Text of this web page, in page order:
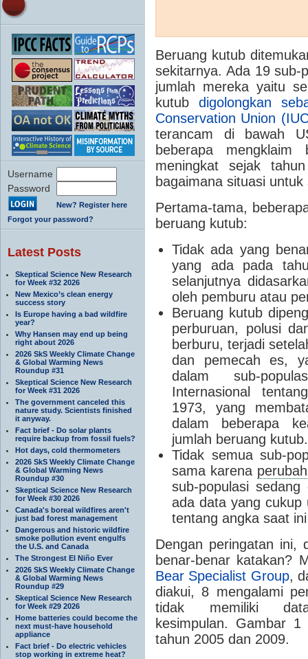
Username
Password
New? Register here
Forgot your password?
Latest Posts
Skeptical Science New Research
for Week #32 2026
New Mexico’s clean energy
success story
Is Europe having a bad wildfire
year?
Why Hansen may end up being
right about 2026
2026 SkS Weekly Climate Change
& Global Warming News
Roundup #31
Skeptical Science New Research
for Week #31 2026
The government canceled this
nature study. Scientists finished
it anyway.
Fact brief - Do solar plants
require backup from fossil fuels?
Hot days, cold thermometers
2026 SkS Weekly Climate Change
& Global Warming News
Roundup #30
Skeptical Science New Research
for Week #30 2026
Canada's boreal wildfires aren't
just bad forest management
Dangerous and historic wildfire
smoke pollution event engulfs
the U.S. and Canada
The Strongest El Niño Ever
2026 SkS Weekly Climate Change
& Global Warming News
Roundup #29
Skeptical Science New Research
for Week #29 2026
Home batteries could become the
next must-have household
appliance
Fact brief - Do electric vehicles
stop working in extreme heat?
Beruang kutub
sekitarnya. Ada 19 sub-
jumlah mereka yaitu
kutubdigolongkan
Conservation Union
terancam di bawah
beberapa
meningkat sejak
bagaimana situasi untuk
Pertama-tama,
beruang kutub:
Tidak ada yang
yang ada pada
selanjutnya
oleh pemburu atau
Beruang kutub
perburuan, polusi
berburu, terjadi
dan pemecah es,
dalam sub-
Internasional
1973, yang
dalam beberapa
jumlah beruang kutub.
Tidak semua sub-
sama karena
sub-populasi
ada data yang cukup
tentang angka saat
Dengan peringatan ini,
benar-benar katakan?
Bear Specialist Group,
diakui, 8 mengalami
tidak memiliki
kesimpulan. Gambar
tahun 2005 dan 2009.